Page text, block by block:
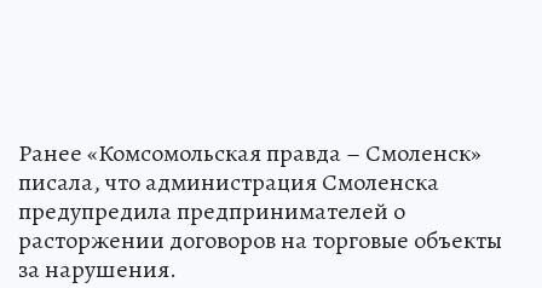
Ранее «Комсомольская правда – Смоленск»
писала, что администрация Смоленска
предупредила предпринимателей о
расторжении договоров на торговые объекты
за нарушения.